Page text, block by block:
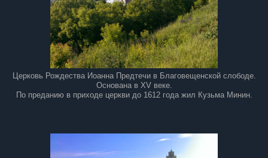
Церковь Рождества Иоанна Предтечи в Благовещенской слободе.
Основана в ХV веке.
По преданию в приходе церкви до 1612 года жил Кузьма Минин.